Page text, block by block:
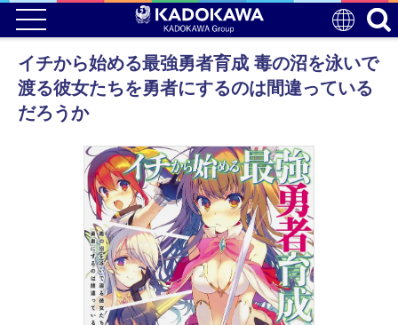
イチから始める最強勇者育成 毒の沼を泳いで
渡る彼女たちを勇者にするのは間違っている
だろうか